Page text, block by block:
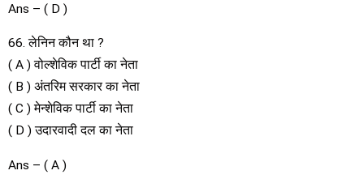
Ans – ( D )
66. लेनिन कौन था ?
( A ) वोल्शेविक पार्टी का नेता
( B ) अंतरिम सरकार का नेता
( C ) मेन्शेविक पार्टी का नेता
( D ) उदारवादी दल का नेता
Ans – ( A )